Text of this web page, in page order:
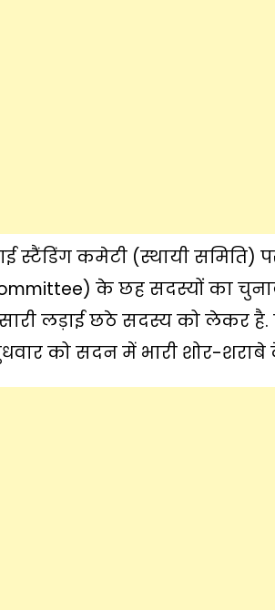
स्टैंडिंग कमेटी (स्थायी
के छह सदस्यों का
लड़ाई छठे सदस्य को लेकर
को सदन में भारी शोर-शराबे